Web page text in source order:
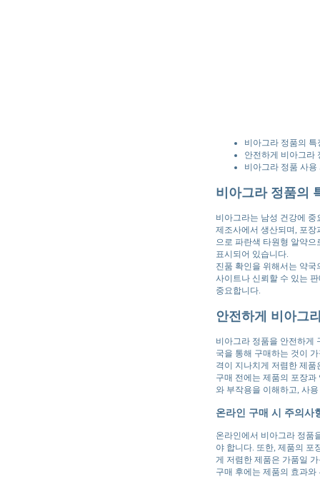
비아그라 정품의
안전하게 비아그라
비아그라 정품 사
비아그라 정품의
비아그라는 남성 건강에
제조사에서 생산되며, 포장
으로 파란색 타원형 알약
표시되어 있습니다.
진품 확인을 위해서는 약
사이트나 신뢰할 수 있는
중요합니다.
안전하게 비아그
비아그라 정품을 안전하게
국을 통해 구매하는 것이
격이 지나치게 저렴한 제
구매 전에는 제품의 포장
와 부작용을 이해하고, 사
온라인 구매 시 주의사
온라인에서 비아그라 정품
야 합니다. 또한, 제품의 포
게 저렴한 제품은 가품일
구매 후에는 제품의 효과